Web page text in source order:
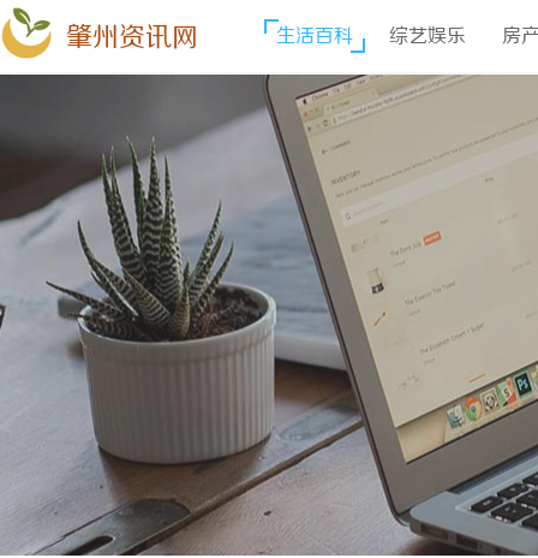
肇州资讯网 生活百科 综艺娱乐 房